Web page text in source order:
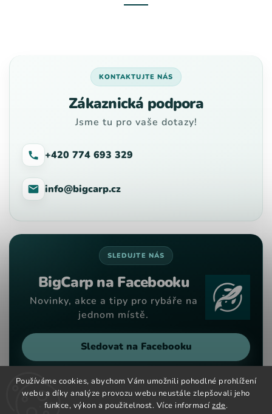
Používáme cookies, abychom Vám umožnili pohodlné prohlížení
webu a díky analýze provozu webu neustále zlepšovali jeho
funkce, výkon a použitelnost. Více informacízde.
KONTAKTUJTE NÁS
Zákaznická podpora
Jsme tu pro vaše dotazy!
+420 774 693 329
info@bigcarp.cz
SLEDUJTE NÁS
BigCarp na Facebooku
Novinky, akce a tipy pro rybáře na
jednom místě.
Sledovat na Facebooku
Copyright 2026Big Carp. Všechna práva vyhrazena.